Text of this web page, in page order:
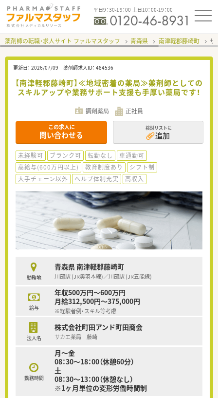
平日9：30-19：00 土日10：00-19：00
薬剤師の転職・求人サイト ファルマスタッフ 青森県 南津軽郡藤崎町 サ
更新日： 2026/07/09 薬剤師求人ID： 484536
【南津軽郡藤崎町】≪地域密着の薬局≫薬剤師としての
スキルアップや業務サポート支援も手厚い薬局です！
調剤薬局 正社員
この求人に
問い合わせる
検討リストに
追加
未経験可 ブランク可 転勤なし
車通勤可
高給与(600万円以上)
教育制度あり
シフト制
大手チェーン以外
ヘルプ体制充実 高収入
勤務地
青森県 南津軽郡藤崎町
川部駅 (JR奥羽本線)／川部駅 (JR五能線)
給与
年収500万円～600万円
月給312,500円～375,000円
※経験者例・スキル等考慮
法人名
株式会社町田アンド町田商会
サカエ薬局 藤崎
勤務時間
月～金
08：30～18：00（休憩60分）
土
08：30～13：00（休憩なし）
※1ヶ月単位の変形労働時間制